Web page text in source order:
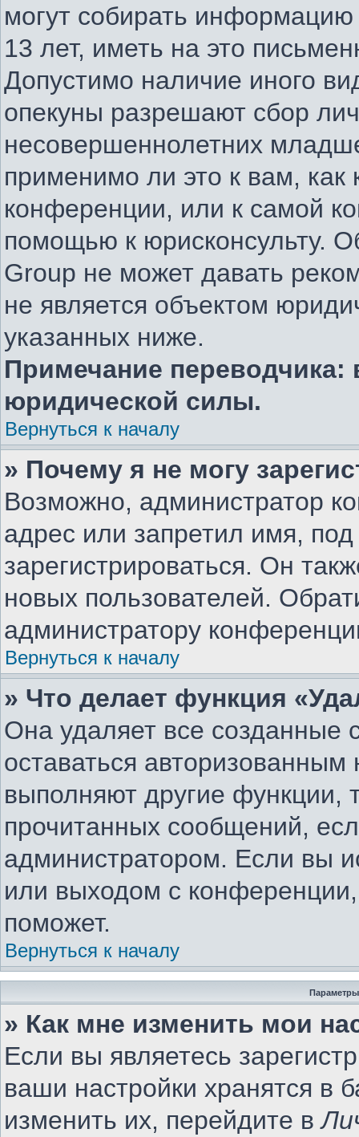
могут собирать
13 лет, иметь на это
Допустимо наличие иного
опекуны разрешают сбор
несовершеннолетних
применимо ли это к вам,
конференции, или к самой
помощью к юрисконсульту.
Group не может давать
не является объектом
указанных ниже.
Примечание переводчика:
юридической силы.
Вернуться к началу
» Почему я не могу
Возможно, администратор
адрес или запретил имя,
зарегистрироваться. Он
новых пользователей.
администратору
Вернуться к началу
» Что делает функция
Она удаляет все созданные
оставаться
выполняют другие функции,
прочитанных сообщений,
администратором. Если вы
или выходом с
поможет.
Вернуться к началу
Параметры
» Как мне изменить мои
Если вы являетесь
ваши настройки хранятся в
изменить их, перейдите в